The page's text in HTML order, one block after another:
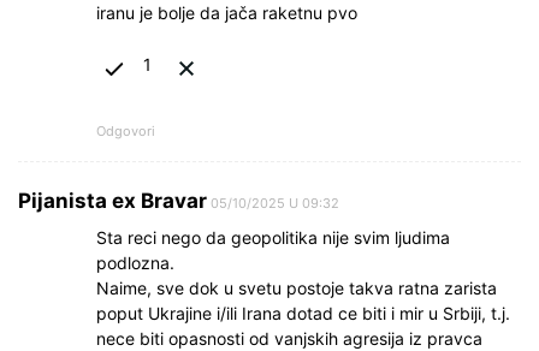
iranu je bolje da jača raketnu pvo
1
Odgovori
Pijanista ex Bravar 05/10/2025 U 09:32
Sta reci nego da geopolitika nije svim ljudima
podlozna.
Naime, sve dok u svetu postoje takva ratna zarista
poput Ukrajine i/ili Irana dotad ce biti i mir u Srbiji, t.j.
nece biti opasnosti od vanjskih agresija iz pravca